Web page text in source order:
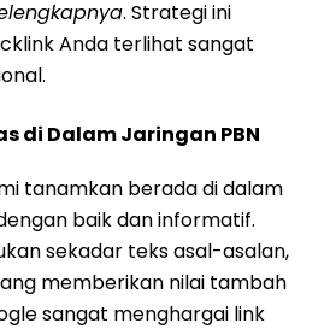
. Strategi ini
Anda terlihat sangat
di Dalam Jaringan PBN
tanamkan berada di dalam
baik dan informatif.
sekadar teks asal-asalan,
memberikan nilai tambah
sangat menghargai link